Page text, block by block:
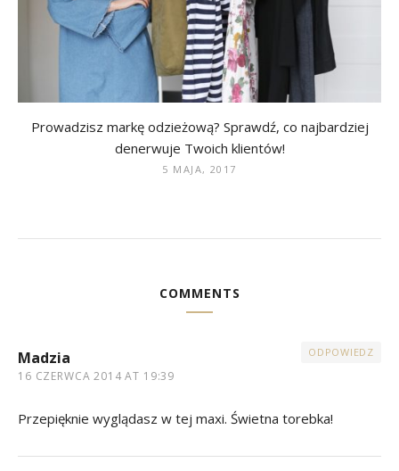
Prowadzisz markę odzieżową? Sprawdź, co najbardziej
denerwuje Twoich klientów!
5 MAJA, 2017
COMMENTS
Madzia
16 CZERWCA 2014 AT 19:39
ODPOWIEDZ
Przepięknie wyglądasz w tej maxi. Świetna torebka!